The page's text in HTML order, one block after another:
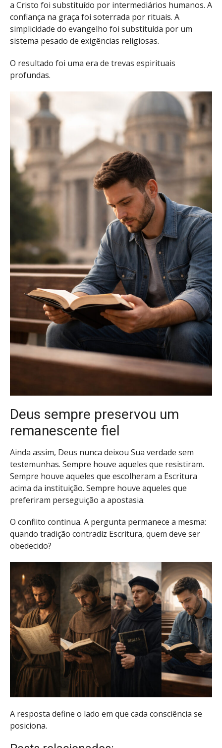
a Cristo foi substituído por intermediários humanos. A
confiança na graça foi soterrada por rituais. A
simplicidade do evangelho foi substituída por um
sistema pesado de exigências religiosas.
O resultado foi uma era de trevas espirituais
profundas.
Deus sempre preservou um
remanescente fiel
Ainda assim, Deus nunca deixou Sua verdade sem
testemunhas. Sempre houve aqueles que resistiram.
Sempre houve aqueles que escolheram a Escritura
acima da instituição. Sempre houve aqueles que
preferiram perseguição a apostasia.
O conflito continua. A pergunta permanece a mesma:
quando tradição contradiz Escritura, quem deve ser
obedecido?
A resposta define o lado em que cada consciência se
posiciona.